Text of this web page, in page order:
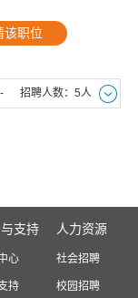
该职位
招聘人数：5人
支持
心
持
人力资源
社会招聘
校园招聘